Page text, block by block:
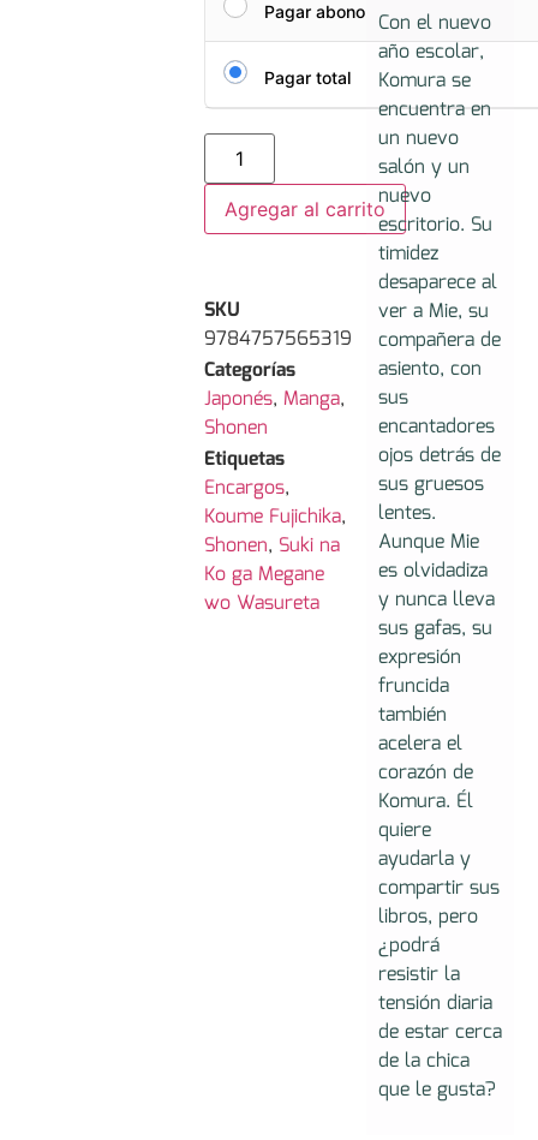
Pagar abono
Pagar total
Agregar al carrito
SKU
9784757565319
Categorías
Japonés, Manga,
Shonen
Etiquetas
Encargos,
Koume Fujichika,
Shonen, Suki na
Ko ga Megane
wo Wasureta
Con el nuevo
año escolar,
Komura se
encuentra en
un nuevo
salón y un
nuevo
escritorio. Su
timidez
desaparece al
ver a Mie, su
compañera de
asiento, con
sus
encantadores
ojos detrás de
sus gruesos
lentes.
Aunque Mie
es olvidadiza
y nunca lleva
sus gafas, su
expresión
fruncida
también
acelera el
corazón de
Komura. Él
quiere
ayudarla y
compartir sus
libros, pero
¿podrá
resistir la
tensión diaria
de estar cerca
de la chica
que le gusta?